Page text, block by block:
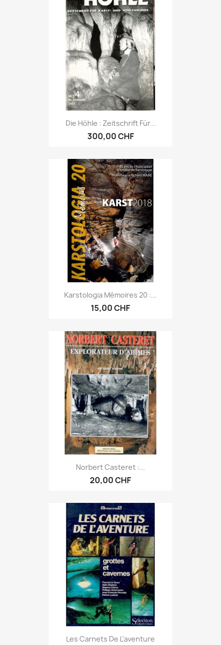
Die Höhle : Zeitschrift Für...
300,00 CHF
Karstologia Mémoires 20 :...
15,00 CHF
Norbert Casteret :...
20,00 CHF
Les Carnets De L'aventure